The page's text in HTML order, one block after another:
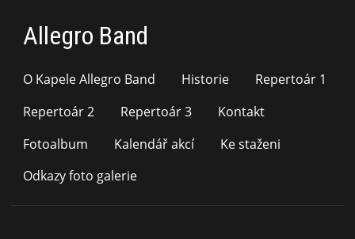
Allegro Band
O Kapele Allegro Band Historie
Repertoár 1
Repertoár 2
Repertoár 3
Kontakt
Fotoalbum
Kalendář akcí
Ke staženi
Odkazy foto galerie